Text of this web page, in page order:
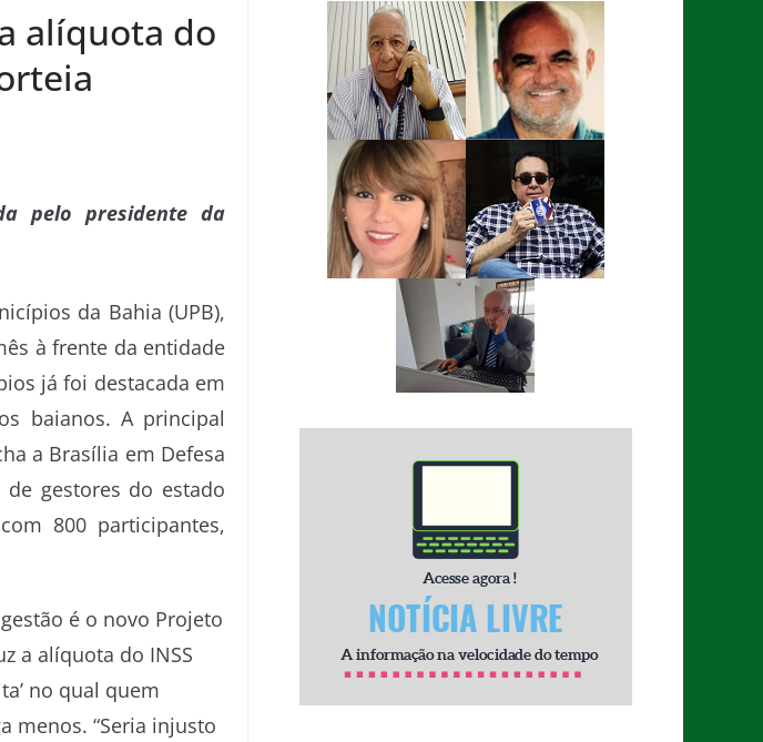
alíquota do
pelo presidente da
da Bahia (UPB),
à frente da entidade
já foi destacada em
baianos. A principal
a Brasília em Defesa
gestores do estado
800 participantes,
é o novo Projeto
a alíquota do INSS
no qual quem
menos. “Seria injusto